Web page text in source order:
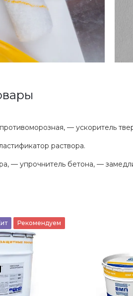
— ускоритель
раствора.
— упрочнитель бетона, —
Рекомендуем